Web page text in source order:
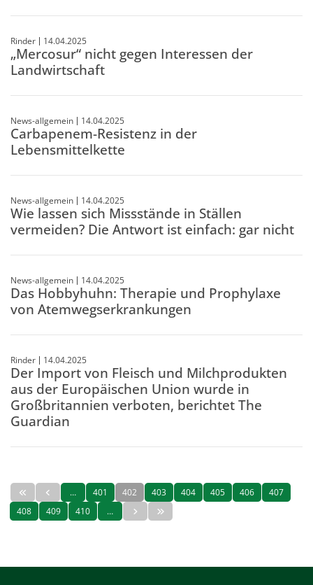
Rinder 14.04.2025
„Mercosur“ nicht gegen Interessen der
Landwirtschaft
News-allgemein 14.04.2025
Carbapenem-Resistenz in der
Lebensmittelkette
News-allgemein 14.04.2025
Wie lassen sich Missstände in Ställen
vermeiden? Die Antwort ist einfach: gar nicht
News-allgemein 14.04.2025
Das Hobbyhuhn: Therapie und Prophylaxe
von Atemwegserkrankungen
Rinder 14.04.2025
Der Import von Fleisch und Milchprodukten
aus der Europäischen Union wurde in
Großbritannien verboten, berichtet The
Guardian
… 401 402 403 404 405 406
407
408
409 410 …